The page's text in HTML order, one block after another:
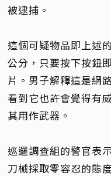
被逮捕。
這個可疑物品即上述
公分，只要按下按鈕
片。男子解釋這是網
看到它也許會覺得有
其用作武器。
巡邏調查組的警官表
刀械採取零容忍的態